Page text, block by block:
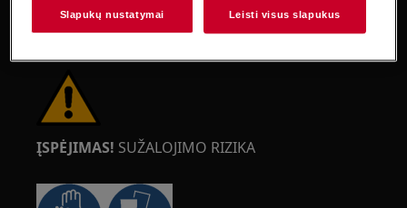
ĮSPĖJIMAS! SUŽALOJIMO RIZIKA
Slapukų nustatymai Leisti visus slapukus